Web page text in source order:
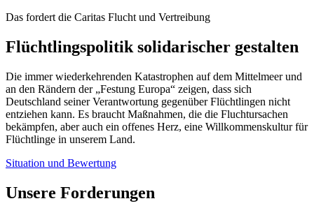
Das fordert die Caritas Flucht und Vertreibung
Flüchtlingspolitik solidarischer gestalten
Die immer wiederkehrenden Katastrophen auf dem Mittelmeer und
an den Rändern der „Festung Europa“ zeigen, dass sich
Deutschland seiner Verantwortung gegenüber Flüchtlingen nicht
entziehen kann. Es braucht Maßnahmen, die die Fluchtursachen
bekämpfen, aber auch ein offenes Herz, eine Willkommenskultur für
Flüchtlinge in unserem Land.
Situation und Bewertung
Die Flüchtlings- und Vertriebenenbewegungen spielen sich vor
allem in den Ländern des Südens ab. 81 Prozent der Flüchtlinge
Unsere Forderungen